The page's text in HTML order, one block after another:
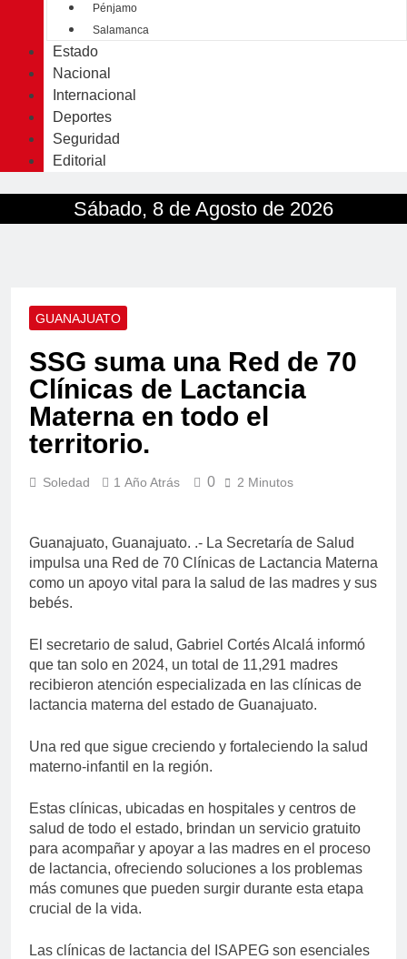
Pénjamo
Salamanca
Estado
Nacional
Internacional
Deportes
Seguridad
Editorial
Sábado, 8 de Agosto de 2026
GUANAJUATO
SSG suma una Red de 70
Clínicas de Lactancia
Materna en todo el
territorio.
Soledad 1 Año Atrás 0 2 Minutos
Guanajuato, Guanajuato. .- La Secretaría de Salud
impulsa una Red de 70 Clínicas de Lactancia Materna
como un apoyo vital para la salud de las madres y sus
bebés.
El secretario de salud, Gabriel Cortés Alcalá informó
que tan solo en 2024, un total de 11,291 madres
recibieron atención especializada en las clínicas de
lactancia materna del estado de Guanajuato.
Una red que sigue creciendo y fortaleciendo la salud
materno-infantil en la región.
Estas clínicas, ubicadas en hospitales y centros de
salud de todo el estado, brindan un servicio gratuito
para acompañar y apoyar a las madres en el proceso
de lactancia, ofreciendo soluciones a los problemas
más comunes que pueden surgir durante esta etapa
crucial de la vida.
Las clínicas de lactancia del ISAPEG son esenciales